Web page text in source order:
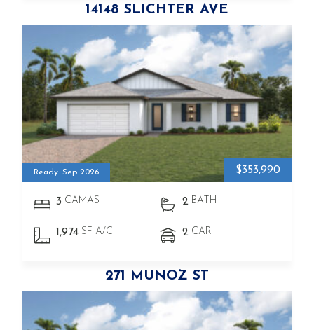
14148 SLICHTER AVE
$353,990
Ready: Sep 2026
3 CAMAS 2 BATH
1,974 SF A/C 2 CAR
271 MUNOZ ST